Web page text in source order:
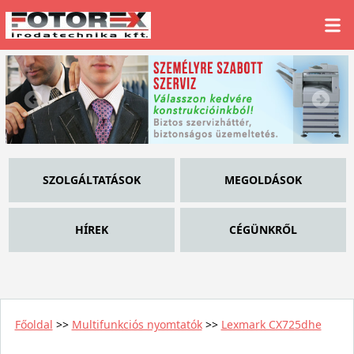
SZOLGÁLTATÁSOK MEGOLDÁSOK
HÍREK CÉGÜNKRŐL
Főoldal >> Multifunkciós nyomtatók>> Lexmark CX725dhe